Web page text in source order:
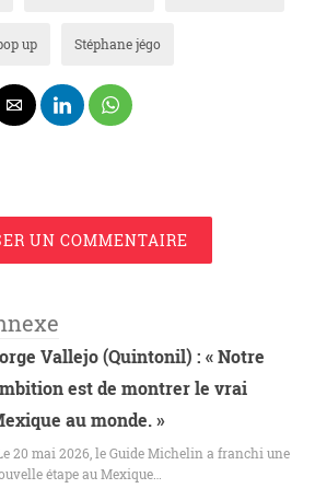
up Stéphane jégo
UN COMMENTAIRE
Vallejo (Quintonil) : « Notre
est de montrer le vrai
au monde. »
20 mai 2026, le Guide Michelin a franchi une
étape au Mexique…